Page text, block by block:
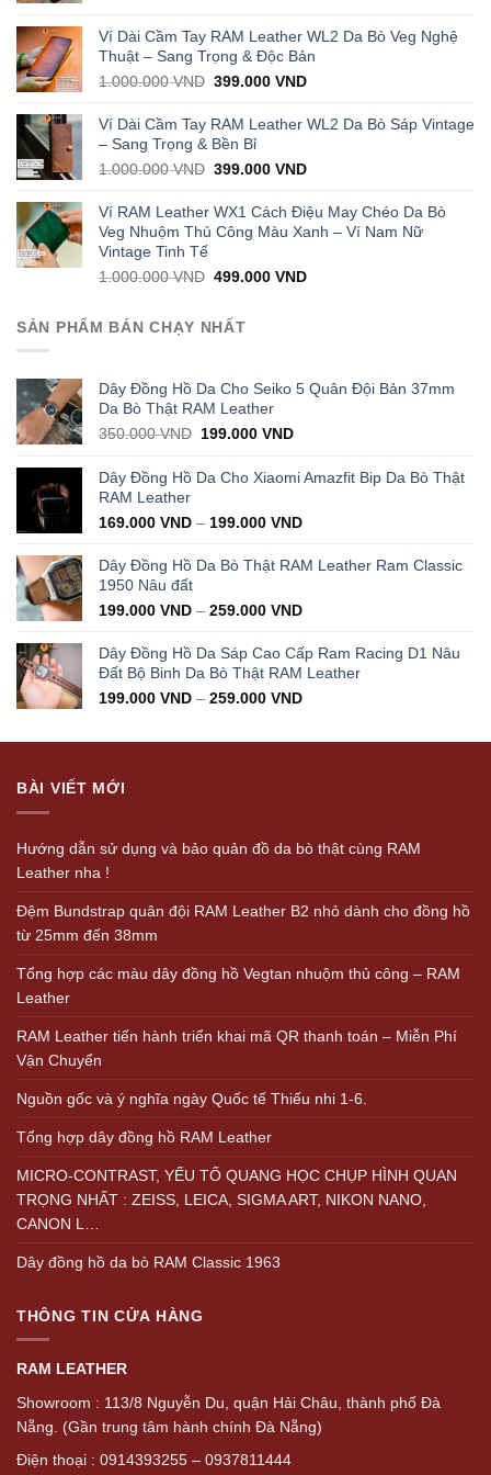
was:
1.000.000 VND.
is:
429.000 VND.
Ví Dài Cầm Tay RAM Leather WL2 Da Bò Veg Nghệ
Thuật – Sang Trọng & Độc Bản
1.000.000VND Original
was:
1.000.000 VND.
399.000VNDCurrent
is:
Ví Dài Cầm Tay RAM Leather WL2 Da Bò Sáp Vintage
– Sang Trọng & Bền Bỉ
1.000.000VND Original
was:
1.000.000 VND.
399.000VNDCurrent
is:
399.000 VND.
Ví RAM Leather WX1 Cách Điệu May Chéo Da Bò
Veg Nhuộm Thủ Công Màu Xanh – Ví Nam Nữ
Vintage Tinh Tế
1.000.000VND Original
was:
1.000.000 VND.
499.000VNDCurrent
SẢN PHẨM BÁN CHẠY NHẤT
Dây Đồng Hồ Da Cho Seiko 5 Quân Đội Bản 37mm
Da Bò Thật RAM Leather
350.000VND Original
was:
199.000VNDCurrent
is:
199.000 VND.
Dây Đồng Hồ Da Cho Xiaomi Amazfit Bip Da Bò Thật
RAM Leather
169.000 VND – 199.000 VND
Dây Đồng Hồ Da Bò Thật RAM Leather Ram Classic
1950 Nâu đất
199.000 VND – 259.000 VND
Dây Đồng Hồ Da Sáp Cao Cấp Ram Racing D1 Nâu
Đất Bộ Binh Da Bò Thật RAM Leather
199.000 VND – 259.000 VND
BÀI VIẾT MỚI
Hướng dẫn sử dụng và bảo quản đồ da bò thật cùng RAM
Leather nha !
Đệm Bundstrap quân đội RAM Leather B2 nhỏ dành cho đồng hồ
từ 25mm đến 38mm
Tổng hợp các màu dây đồng hồ Vegtan nhuộm thủ công – RAM
Leather
RAM Leather tiến hành triển khai mã QR thanh toán – Miễn Phí
Vận Chuyển
Nguồn gốc và ý nghĩa ngày Quốc tế Thiếu nhi 1-6.
Tổng hợp dây đồng hồ RAM Leather
MICRO-CONTRAST, YẾU TỐ QUANG HỌC CHỤP HÌNH QUAN
TRỌNG NHẤT : ZEISS, LEICA, SIGMA ART, NIKON NANO,
CANON L…
Dây đồng hồ da bò RAM Classic 1963
THÔNG TIN CỬA HÀNG
RAM LEATHER
Showroom : 113/8 Nguyễn Du, quận Hải Châu, thành phố Đà
Nẵng. (Gần trung tâm hành chính Đà Nẵng)
Điện thoại : 0914393255 – 0937811444